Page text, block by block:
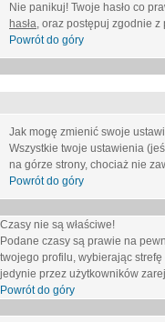
Nie panikuj! Twoje hasło co
hasła, oraz postępuj zgodnie
Powrót do góry
Jak mogę zmienić swoje
Wszystkie twoje ustawienia
na górze strony, chociaż nie
Powrót do góry
Czasy nie są właściwe!
Podane czasy są prawie na
twojego profilu, wybierając
jedynie przez użytkowników
Powrót do góry